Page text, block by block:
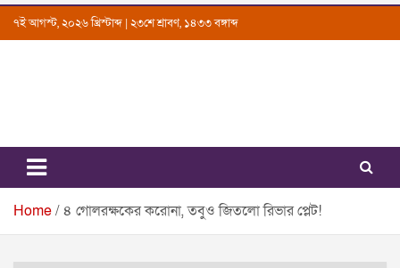
Skip৭ই আগস্ট, ২০২৬ খ্রিস্টাব্দ | ২৩শে শ্রাবণ, ১৪৩৩ বঙ্গাব্দ
Uttarkantho
News Portal
Home ৪ গোলরক্ষকের করোনা, তবুও জিতলো রিভার প্লেট!